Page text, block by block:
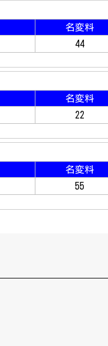
名変料
44
名変料
22
名変料
55